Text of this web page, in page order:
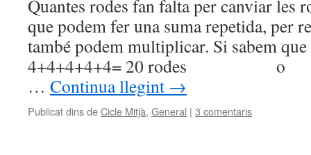
Quantes rodes fan falta per canviar les
que podem fer una suma repetida, per
també podem multiplicar. Si sabem
4+4+4+4+4= 20 rodes o
… Continua llegint →
Publicat dins deCicle Mitjà, General | 3 comentaris